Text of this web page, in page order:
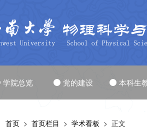
学院总览 党的建设 本科生
首页 > 首页栏目 > 学术看板 > 正文